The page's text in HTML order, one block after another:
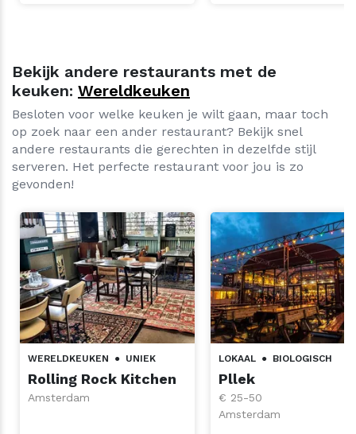
Bekijk andere restaurants met de
keuken: Wereldkeuken
Besloten voor welke keuken je wilt gaan, maar toch
op zoek naar een ander restaurant? Bekijk snel
andere restaurants die gerechten in dezelfde stijl
serveren. Het perfecte restaurant voor jou is zo
gevonden!
WERELDKEUKEN ● UNIEK
Rolling Rock Kitchen
Amsterdam
LOKAAL ● BIOLOGISCH
Pllek
€ 25-50
Amsterdam